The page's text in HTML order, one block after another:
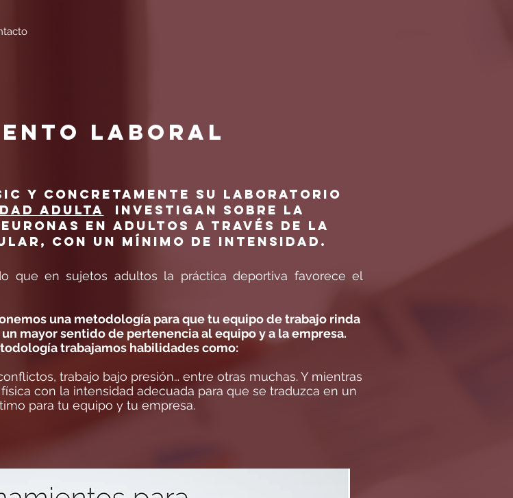
LABORAL
y concretamente su laboratorio
Adulta
investigan sobre la
en adultos a través de la
con un mínimo de intensidad.
que en sujetos adultos la práctica deportiva favorece el
una metodología para que tu equipo de trabajo rinda
mayor sentido de pertenencia al equipo y a la empresa.
trabajamos habilidades como:
trabajo bajo presión… entre otras muchas. Y mientras
con la intensidad adecuada para que se traduzca en un
para tu equipo y tu empresa.